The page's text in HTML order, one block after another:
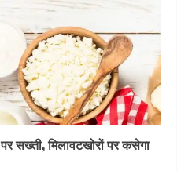
सख्ती, मिलावटखोरों पर कसेगा